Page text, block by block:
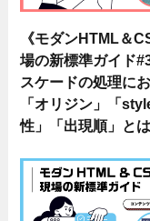
《モダンHTML＆
場の新標準ガイド
スケードの処理に
「オリジン」「
性」「出現順」と